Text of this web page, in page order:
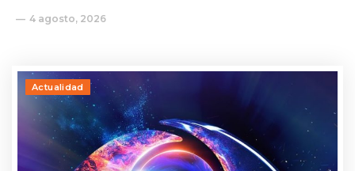
4 agosto, 2026
Actualidad